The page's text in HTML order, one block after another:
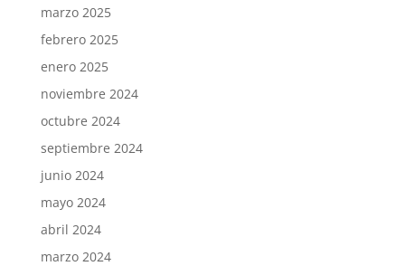
marzo 2025
febrero 2025
enero 2025
noviembre 2024
octubre 2024
septiembre 2024
junio 2024
mayo 2024
abril 2024
marzo 2024